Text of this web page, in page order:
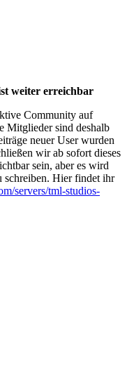
weiter erreichbar
Community auf
Mitglieder sind deshalb
neuer User wurden
wir ab sofort dieses
sein, aber es wird
schreiben. Hier findet ihr
servers/tml-studios-